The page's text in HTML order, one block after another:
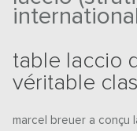
international
table laccio
véritable
marcel breuer a conçu